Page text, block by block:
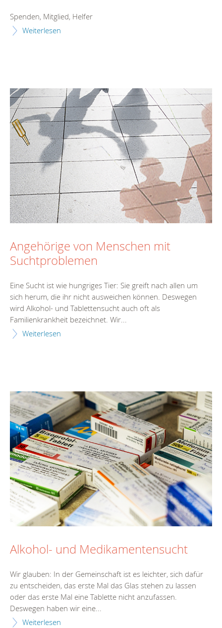
Spenden, Mitglied, Helfer
Weiterlesen
Angehörige von Menschen mit
Suchtproblemen
Eine Sucht ist wie hungriges Tier: Sie greift nach allen um
sich herum, die ihr nicht ausweichen können. Deswegen
wird Alkohol- und Tablettensucht auch oft als
Familienkrankheit bezeichnet. Wir...
Weiterlesen
Alkohol- und Medikamentensucht
Wir glauben: In der Gemeinschaft ist es leichter, sich dafür
zu entscheiden, das erste Mal das Glas stehen zu lassen
oder das erste Mal eine Tablette nicht anzufassen.
Deswegen haben wir eine...
Weiterlesen